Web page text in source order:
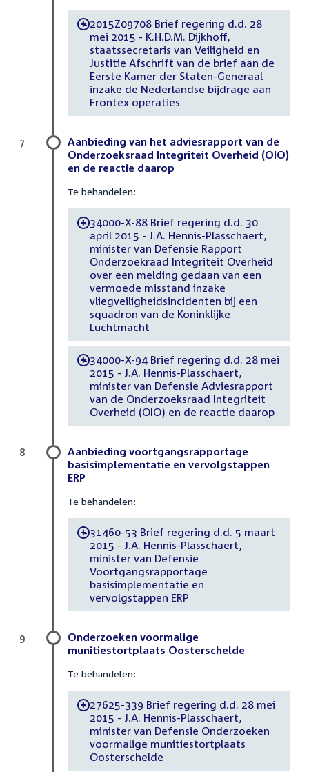
-2015Z09708 Brief regering d.d. 28
mei 2015 - K.H.D.M. Dijkhoff,
staatssecretaris van Veiligheid en
Justitie Afschrift van de brief aan de
Eerste Kamer der Staten-Generaal
inzake de Nederlandse bijdrage aan
Frontex operaties
Aanbieding van het adviesrapport van de
Onderzoeksraad Integriteit Overheid (OIO)
en de reactie daarop
Te behandelen:
-34000-X-88 Brief regering d.d. 30
april 2015 - J.A. Hennis-Plasschaert,
minister van Defensie Rapport
Onderzoekraad Integriteit Overheid
over een melding gedaan van een
vermoede misstand inzake
vliegveiligheidsincidenten bij een
squadron van de Koninklijke
Luchtmacht
-34000-X-94 Brief regering d.d. 28 mei
2015 - J.A. Hennis-Plasschaert,
minister van Defensie Adviesrapport
van de Onderzoeksraad Integriteit
Overheid (OIO) en de reactie daarop
7
Aanbieding voortgangsrapportage
basisimplementatie en vervolgstappen
ERP
Te behandelen:
-31460-53 Brief regering d.d. 5 maart
2015 - J.A. Hennis-Plasschaert,
minister van Defensie
Voortgangsrapportage
basisimplementatie en
vervolgstappen ERP
8
Onderzoeken voormalige
munitiestortplaats Oosterschelde
Te behandelen:
-27625-339 Brief regering d.d. 28 mei
2015 - J.A. Hennis-Plasschaert,
minister van Defensie Onderzoeken
voormalige munitiestortplaats
Oosterschelde
9